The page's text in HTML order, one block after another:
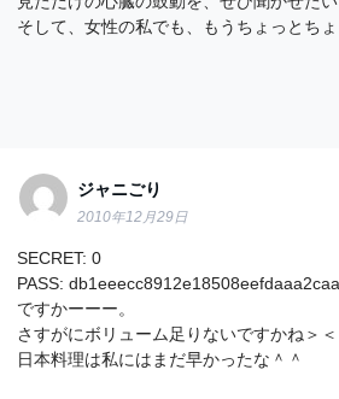
そして、女性の私でも、もうちょっとち
ジャニごり
2010年12月29日
SECRET: 0
PASS:
ですかーーー。
さすがにボリューム足りないですかね＞＜
日本料理は私にはまだ早かったな＾＾